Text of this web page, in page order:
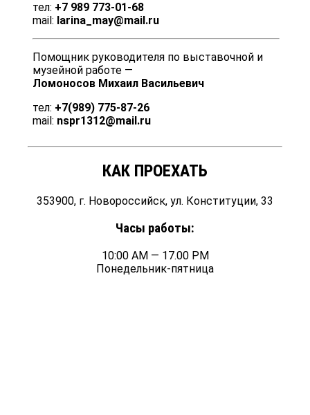
тел: +7 989 773-01-68
mail: larina_may@mail.ru
Помощник руководителя по выставочной и
музейной работе —
Ломоносов Михаил Васильевич
тел: +7(989) 775-87-26
mail: nspr1312@mail.ru
КАК ПРОЕХАТЬ
353900, г. Новороссийск, ул. Конституции, 33
Часы работы:
10:00 AM — 17.00 PM
Понедельник-пятница